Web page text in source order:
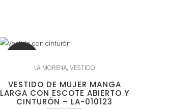
LA MORENA,VESTIDO
VESTIDO DE MUJER MANGA
LARGA CON ESCOTE ABIERTO Y
CINTURÓN – LA-010123